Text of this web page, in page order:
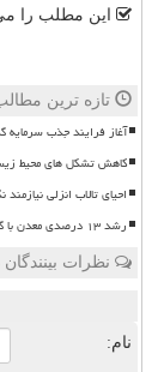
این مطلب را
تازه ترین
آغاز فرایند جذب سرمایه گذار
کاهش تشکل های محیط زیستی اصفهان به ۲۱
احیای تالاب انزلی نیازمند
رشد ۱۳ درصدی معدن با گسترش زیرساخت های دیجیتال ۳ معدن هوشمند می شوند
نظرات
نام: